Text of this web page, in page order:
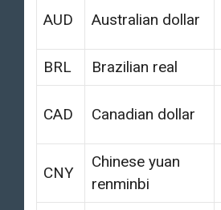
AUD Australian dollar
BRL Brazilian real
CAD Canadian dollar
CNY
Chinese yuan
renminbi